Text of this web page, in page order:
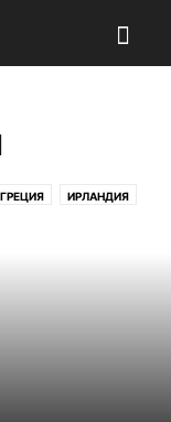
ГРЕЦИЯ ИРЛАНДИЯ